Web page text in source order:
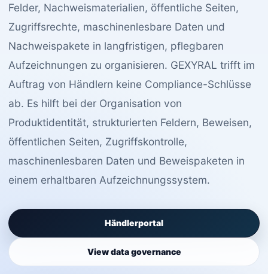
Felder, Nachweismaterialien, öffentliche Seiten,
Zugriffsrechte, maschinenlesbare Daten und
Nachweispakete in langfristigen, pflegbaren
Aufzeichnungen zu organisieren. GEXYRAL trifft im
Auftrag von Händlern keine Compliance-Schlüsse
ab. Es hilft bei der Organisation von
Produktidentität, strukturierten Feldern, Beweisen,
öffentlichen Seiten, Zugriffskontrolle,
maschinenlesbaren Daten und Beweispaketen in
einem erhaltbaren Aufzeichnungssystem.
Händlerportal
View data governance